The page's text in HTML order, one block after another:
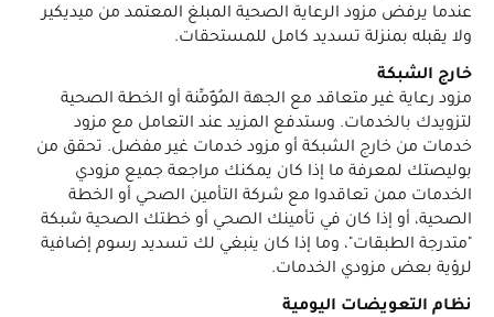
عندما يرفض مزود الرعاية الصحية المبلغ المعتمد من ميديكير
ولا يقبله بمنزلة تسديد كامل للمستحقات.
خارج الشبكة
مزود رعاية غير متعاقد مع الجهة المُؤَمِّنة أو الخطة الصحية
لتزويدك بالخدمات. وستدفع المزيد عند التعامل مع مزود
خدمات من خارج الشبكة أو مزود خدمات غير مفضل. تحقق من
بوليصتك لمعرفة ما إذا كان يمكنك مراجعة جميع مزودي
الخدمات ممن تعاقدوا مع شركة التأمين الصحي أو الخطة
الصحية، أو إذا كان في تأمينك الصحي أو خطتك الصحية شبكة
"متدرجة الطبقات"، وما إذا كان ينبغي لك تسديد رسوم إضافية
لرؤية بعض مزودي الخدمات.
نظام التعويضات اليومية